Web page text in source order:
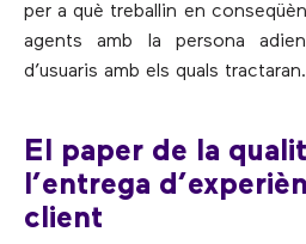
per a què treballin en
agents amb la persona
d’usuaris amb els quals tractaran.
El paper de la
l’entrega
client